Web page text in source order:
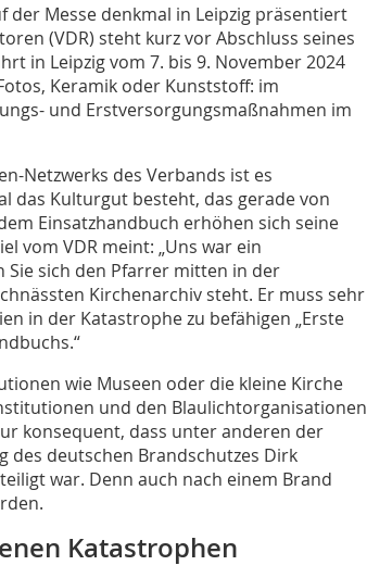
der Messe denkmal in Leipzig präsentiert
(VDR) steht kurz vor Abschluss seines
in Leipzig vom 7. bis 9. November 2024
Keramik oder Kunststoff: im
und Erstversorgungsmaßnahmen im
Netzwerks des Verbands ist es
das Kulturgut besteht, das gerade von
Einsatzhandbuch erhöhen sich seine
vom VDR meint: „Uns war ein
Sie sich den Pfarrer mitten in der
Kirchenarchiv steht. Er muss sehr
in der Katastrophe zu befähigen „Erste
wie Museen oder die kleine Kirche
und den Blaulichtorganisationen
konsequent, dass unter anderen der
des deutschen Brandschutzes Dirk
war. Denn auch nach einem Brand
Katastrophen